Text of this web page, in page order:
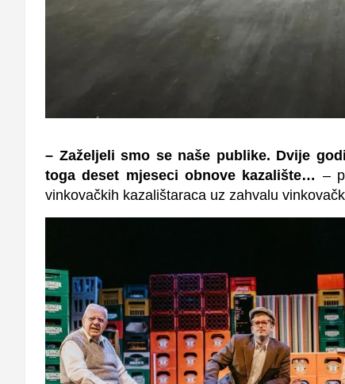
– Zaželjeli smo se naše publike. Dvije
toga deset mjeseci obnove kazalište… –
vinkovačkih kazalištaraca uz zahvalu